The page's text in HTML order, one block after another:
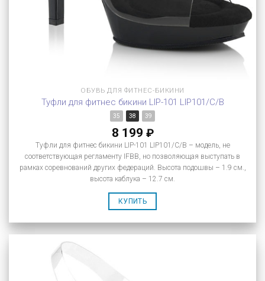
ОБУВЬ ДЛЯ ФИТНЕС-БИКИНИ
Туфли для фитнес бикини LIP-101 LIP101/C/B
35 38 39
8 199 ₽
Туфли для фитнес бикини LIP-101 LIP101/C/B – модель, не
соответствующая регламенту IFBB, но позволяющая выступать в
рамках соревнований других федераций. Высота подошвы – 1.9 см.,
высота каблука – 12.7 см.
КУПИТЬ